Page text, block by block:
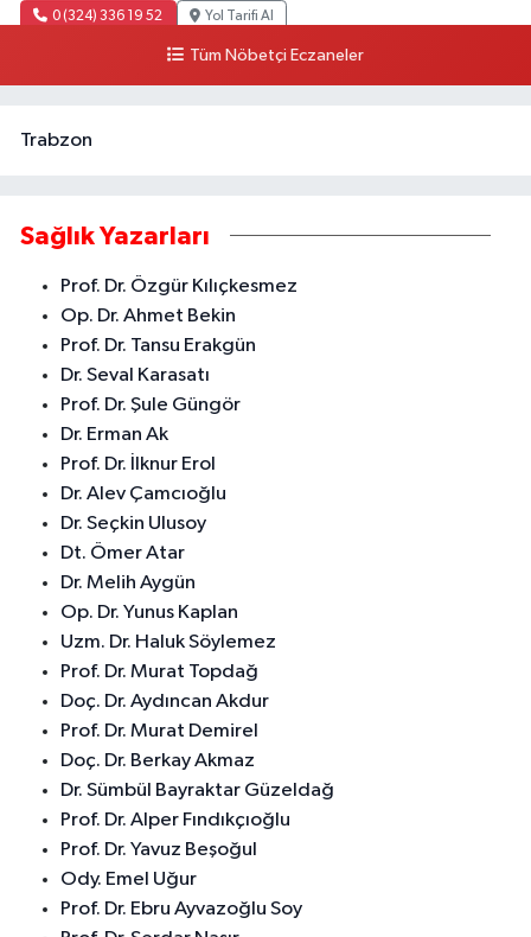
0 (324) 336 19 52 Yol Tarifi Al
Tüm Nöbetçi Eczaneler
Trabzon
Sağlık Yazarları
Prof. Dr. Özgür Kılıçkesmez
Op. Dr. Ahmet Bekin
Prof. Dr. Tansu Erakgün
Dr. Seval Karasatı
Prof. Dr. Şule Güngör
Dr. Erman Ak
Prof. Dr. İlknur Erol
Dr. Alev Çamcıoğlu
Dr. Seçkin Ulusoy
Dt. Ömer Atar
Dr. Melih Aygün
Op. Dr. Yunus Kaplan
Uzm. Dr. Haluk Söylemez
Prof. Dr. Murat Topdağ
Doç. Dr. Aydıncan Akdur
Prof. Dr. Murat Demirel
Doç. Dr. Berkay Akmaz
Dr. Sümbül Bayraktar Güzeldağ
Prof. Dr. Alper Fındıkçıoğlu
Prof. Dr. Yavuz Beşoğul
Ody. Emel Uğur
Prof. Dr. Ebru Ayvazoğlu Soy